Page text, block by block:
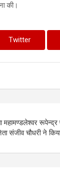
की।
Twitter
महामण्डलेश्वर
संजीव चौधरी ने